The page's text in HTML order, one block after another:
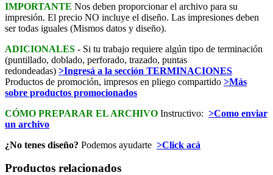
IMPORTANTE Nos deben proporcionar el archivo para su
impresión. El precio NO incluye el diseño. Las impresiones deben
ser todas iguales (Mismos datos y diseño).
ADICIONALES - Si tu trabajo requiere algún tipo de terminación
(puntillado, doblado, perforado, trazado, puntas
redondeadas) >Ingresá a la sección TERMINACIONES
Productos de promoción, impresos en pliego compartido >Más
sobre productos promocionados
CÓMO PREPARAR EL ARCHIVO Instructivo: >Como enviar
un archivo
¿No tenes diseño? Podemos ayudarte >Click acá
Productos relacionados